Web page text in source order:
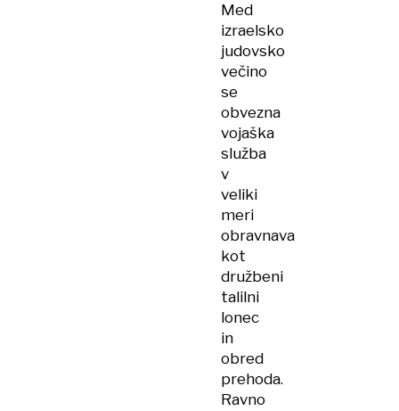
Med
izraelsko
judovsko
večino
se
obvezna
vojaška
služba
v
veliki
meri
obravnava
kot
družbeni
talilni
lonec
in
obred
prehoda.
Ravno